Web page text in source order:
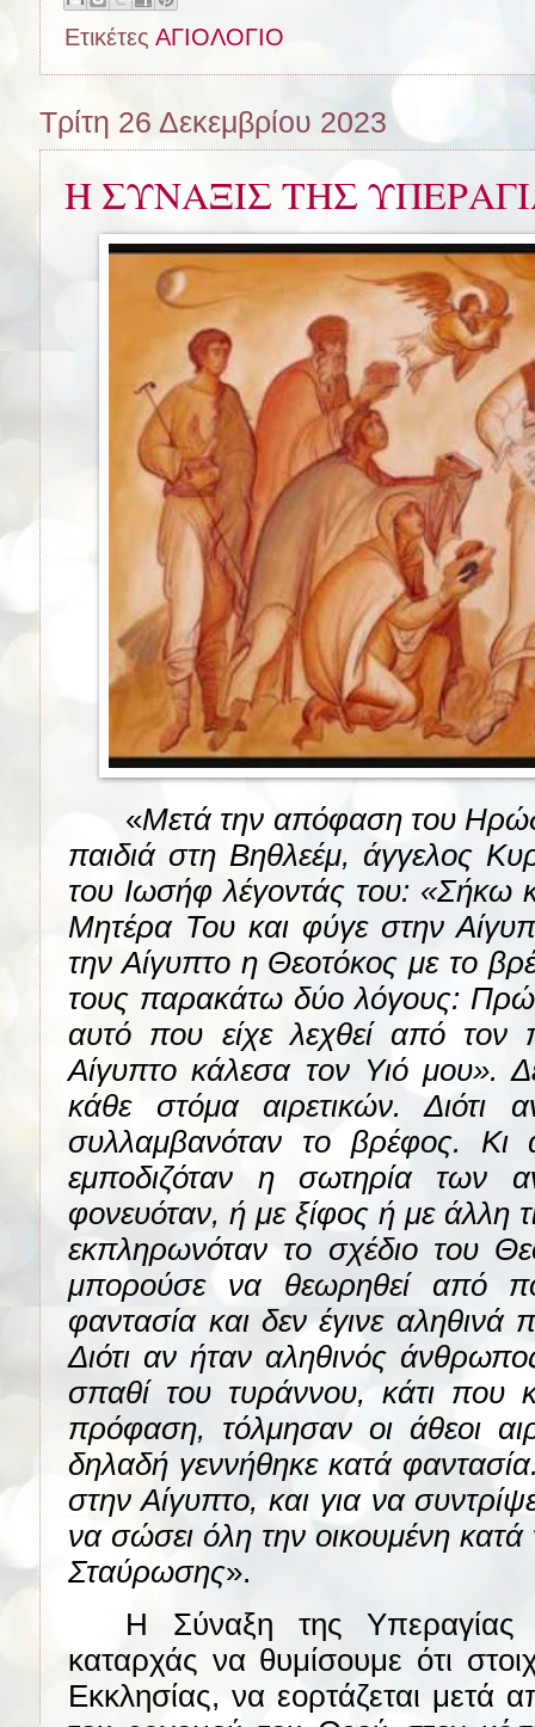
Ετικέτες ΑΓΙΟΛΟΓΙΟ
Τρίτη 26 Δεκεμβρίου 2023
Η ΣΥΝΑΞΙΣ ΤΗΣ
«Μετά την απόφαση του
παιδιά στη Βηθλεέμ, άγγελος
του Ιωσήφ λέγοντάς του: «Σήκω
Μητέρα Του και φύγε στην
την Αίγυπτο η Θεοτόκος με το
τους παρακάτω δύο λόγους:
αυτό που είχε λεχθεί από τον
Αίγυπτο κάλεσα τον Υιό μου».
κάθε στόμα αιρετικών. Διότι
συλλαμβανόταν το βρέφος. Κι
εμποδιζόταν η σωτηρία των
φονευόταν, ή με ξίφος ή με άλλη
εκπληρωνόταν το σχέδιο του
μπορούσε να θεωρηθεί από
φαντασία και δεν έγινε
Διότι αν ήταν αληθινός
σπαθί του τυράννου, κάτι που
πρόφαση, τόλμησαν οι άθεοι
δηλαδή γεννήθηκε κατά
στην Αίγυπτο, και για να
να σώσει όλη την οικουμένη κατά
Σταύρωσης».
Η Σύναξη της Υπεραγίας
καταρχάς να θυμίσουμε ότι
Εκκλησίας, να εορτάζεται μετά